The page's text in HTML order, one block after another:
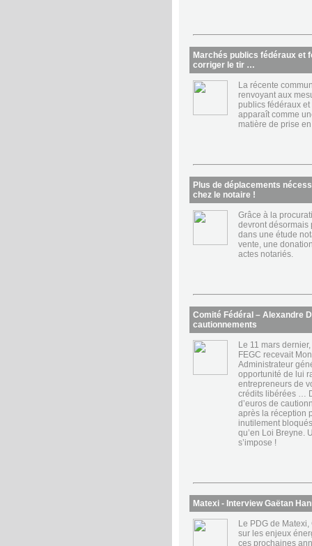
Marchés publics fédéraux et
corriger le tir …
La récente
renvoyant aux
publics fédéraux
apparaît comme
matière de prise
Plus de déplacements
chez le notaire !
Grâce à la
devront désormais
dans une étude
vente, une
actes notariés.
Comité Fédéral – Alexandre
cautionnements
Le 11 mars
FEGC recevait
Administrateur
opportunité de lui
entrepreneurs de
crédits libérées …
d’euros de
après la réception
inutilement
qu’en Loi Breyne.
s’impose !
Matexi - Interview Gaëtan
Le PDG de
sur les enjeux
ces prochaines